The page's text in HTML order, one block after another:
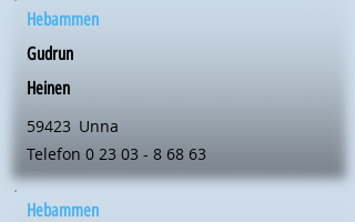
Hebammen
Gudrun
Heinen
59423 Unna
Telefon 0 23 03 - 8 68 63
Hebammen